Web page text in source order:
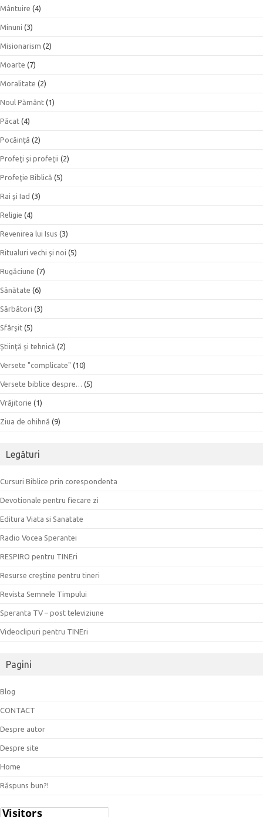
Mântuire (4)
Minuni (3)
Misionarism (2)
Moarte (7)
Moralitate (2)
Noul Pământ (1)
Păcat (4)
Pocăinţă (2)
Profeţi şi profeţii (2)
Profeţie Biblică (5)
Rai şi Iad (3)
Religie (4)
Revenirea lui Isus (3)
Ritualuri vechi şi noi (5)
Rugăciune (7)
Sănătate (6)
Sărbători (3)
Sfârşit (5)
Ştiinţă şi tehnică (2)
Versete "complicate" (10)
Versete biblice despre… (5)
Vrăjitorie (1)
Ziua de ohihnă (9)
Legături
Cursuri Biblice prin corespondenta
Devotionale pentru fiecare zi
Editura Viata si Sanatate
Radio Vocea Sperantei
RESPIRO pentru TINEri
Resurse creştine pentru tineri
Revista Semnele Timpului
Speranta TV – post televiziune
Videoclipuri pentru TINEri
Pagini
Blog
CONTACT
Despre autor
Despre site
Home
Răspuns bun?!